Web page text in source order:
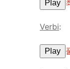
Play
Verbi:
Play